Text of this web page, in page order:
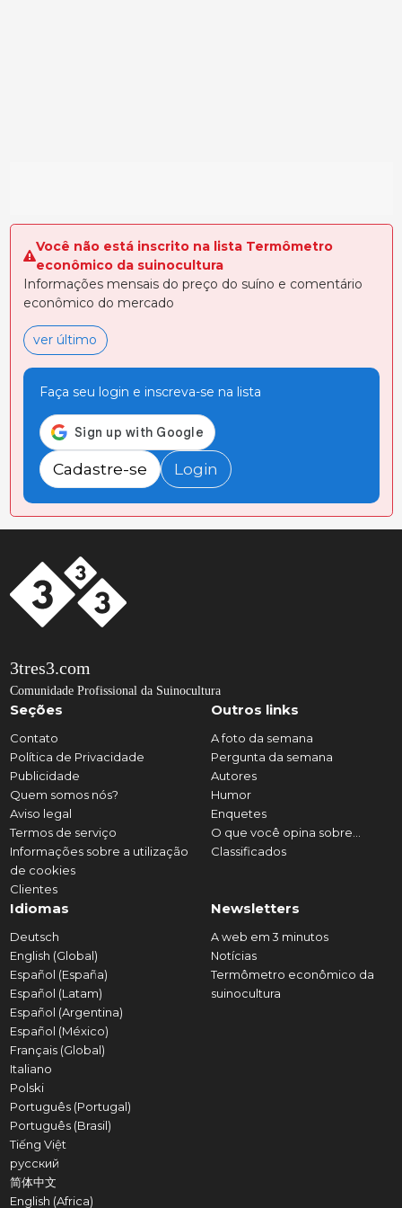
Você não está inscrito na lista Termômetro
econômico da suinocultura
Informações mensais do preço do suíno e comentário
econômico do mercado
ver último
Faça seu login e inscreva-se na lista
Cadastre-se Login
3tres3.com
Comunidade Profissional da Suinocultura
Seções
Contato
Política de Privacidade
Publicidade
Quem somos nós?
Aviso legal
Termos de serviço
Informações sobre a utilização
de cookies
Clientes
Outros links
A foto da semana
Pergunta da semana
Autores
Humor
Enquetes
O que você opina sobre...
Classificados
Idiomas
Deutsch
English (Global)
Español (España)
Español (Latam)
Español (Argentina)
Español (México)
Français (Global)
Italiano
Polski
Português (Portugal)
Português (Brasil)
Tiếng Việt
русский
简体中文
English (Africa)
Newsletters
A web em 3 minutos
Notícias
Termômetro econômico da
suinocultura